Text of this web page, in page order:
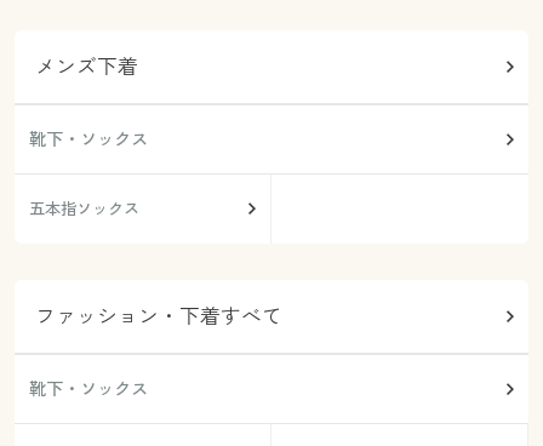
メンズ下着
靴下・ソックス
五本指ソックス
ファッション・下着すべて
靴下・ソックス